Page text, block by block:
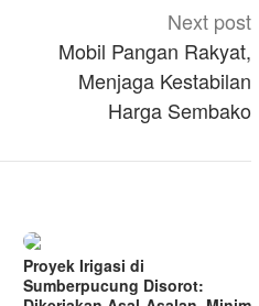
Next post
Mobil Pangan Rakyat,
Menjaga Kestabilan
Harga Sembako
Proyek Irigasi di
Sumberpucung Disorot: